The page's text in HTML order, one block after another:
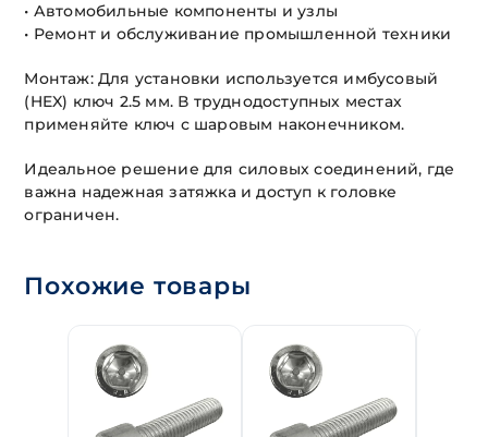
• Автомобильные компоненты и узлы
• Ремонт и обслуживание промышленной техники
Монтаж: Для установки используется имбусовый
(HEX) ключ 2.5 мм. В труднодоступных местах
применяйте ключ с шаровым наконечником.
Идеальное решение для силовых соединений, где
важна надежная затяжка и доступ к головке
ограничен.
Похожие товары